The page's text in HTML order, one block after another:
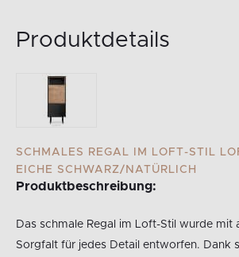
Produktdetails
SCHMALES REGAL IM LOFT-STIL
EICHE SCHWARZ/NATÜRLICH
Produktbeschreibung:
Das schmale Regal im Loft-Stil wurde mit
Sorgfalt für jedes Detail entworfen. Dank